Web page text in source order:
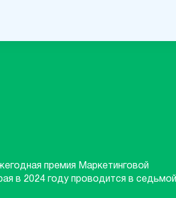
премия Маркетинговой
в 2024 году проводится в седьмой